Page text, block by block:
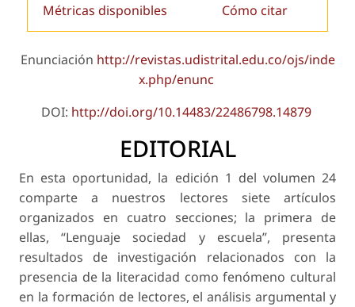
Métricas disponibles Cómo citar
Enunciación http://revistas.udistrital.edu.co/ojs/inde
x.php/enunc
DOI: http://doi.org/10.14483/22486798.14879
EDITORIAL
En esta oportunidad, la edición 1 del volumen 24
comparte a nuestros lectores siete artículos
organizados en cuatro secciones; la primera de
ellas, “Lenguaje sociedad y escuela”, presenta
resultados de investigación relacionados con la
presencia de la literacidad como fenómeno cultural
en la formación de lectores, el análisis argumental y